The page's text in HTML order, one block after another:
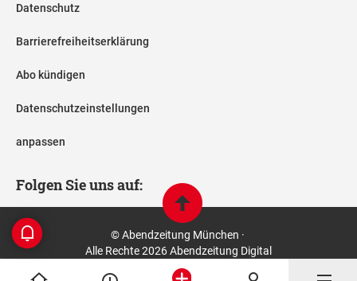
Datenschutz
Barrierefreiheitserklärung
Abo kündigen
Datenschutzeinstellungen
anpassen
Folgen Sie uns auf:
© Abendzeitung München ·
Alle Rechte 2026 Abendzeitung Digital